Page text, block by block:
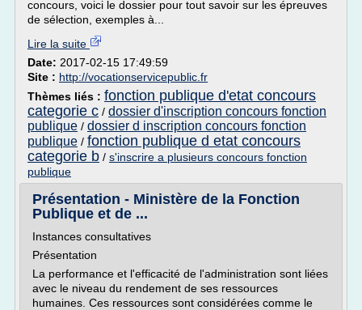
concours, voici le dossier pour tout savoir sur les épreuves
de sélection, exemples à...
Lire la suite
Date: 2017-02-15 17:49:59
Site : http://vocationservicepublic.fr
Thèmes liés : fonction publique d'etat concours
categorie c / dossier d'inscription concours fonction
publique / dossier d inscription concours fonction
publique / fonction publique d etat concours
categorie b / s'inscrire a plusieurs concours fonction
publique
Présentation - Ministère de la Fonction
Publique et de ...
Instances consultatives
Présentation
La performance et l'efficacité de l'administration sont liées
avec le niveau du rendement de ses ressources
humaines. Ces ressources sont considérées comme le